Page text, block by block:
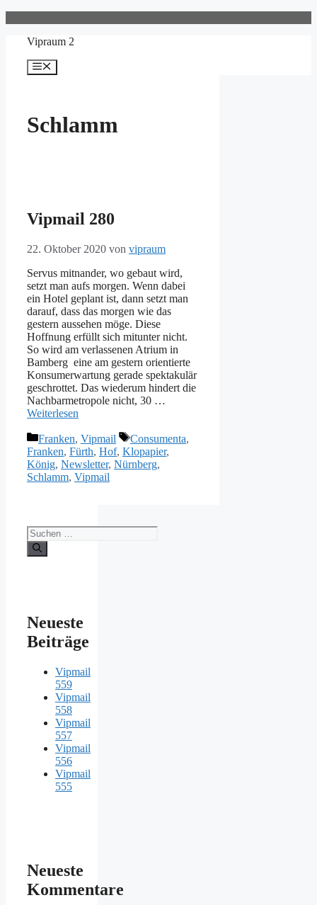
springenVipraum 2
Menü
Schlamm
Vipmail 280
22. Oktober 2020 von vipraum
Servus mitnander, wo gebaut wird,
setzt man aufs morgen. Wenn dabei
ein Hotel geplant ist, dann setzt man
darauf, dass das morgen wie das
gestern aussehen möge. Diese
Hoffnung erfüllt sich mitunter nicht.
So wird am verlassenen Atrium in
Bamberg eine am gestern orientierte
Konsumerwartung gerade spektakulär
geschrottet. Das wiederum hindert die
Nachbarmetropole nicht, 30 …
Weiterlesen
Kategorien
Franken, Vipmail Schlagwörter
Consumenta,
Franken, Fürth, Hof, Klopapier,
König, Newsletter, Nürnberg,
Schlamm, Vipmail
Suche
nach:
Neueste
Beiträge
Vipmail
559
Vipmail
558
Vipmail
557
Vipmail
556
Vipmail
555
Neueste
Kommentare